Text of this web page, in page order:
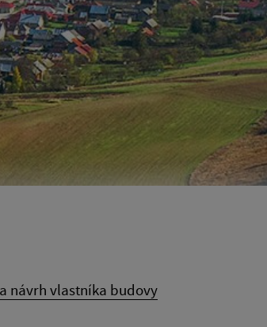
návrh vlastníka budovy